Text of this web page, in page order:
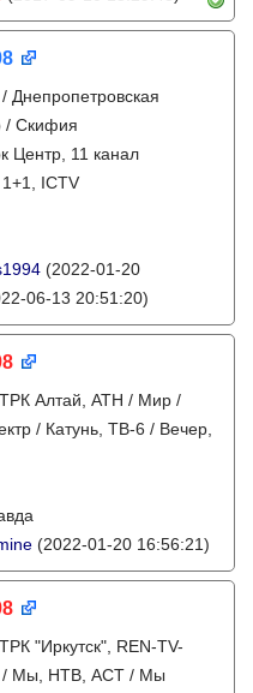
Днепропетровская
/ Скифия
Центр, 11 канал
ICTV
(2022-01-20
06-13 20:51:20)
Алтай, АТН / Мир /
/ Катунь, ТВ-6 / Вечер,
(2022-01-20 16:56:21)
"Иркутск", REN-TV-
/ Мы, НТВ, АСТ / Мы